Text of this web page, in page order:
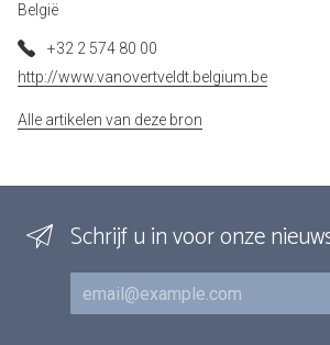
België
+32 2 574 80 00
http://www.vanovertveldt.belgium.be
Alle artikelen van deze bron
Schrijf u in voor onze
E-mail